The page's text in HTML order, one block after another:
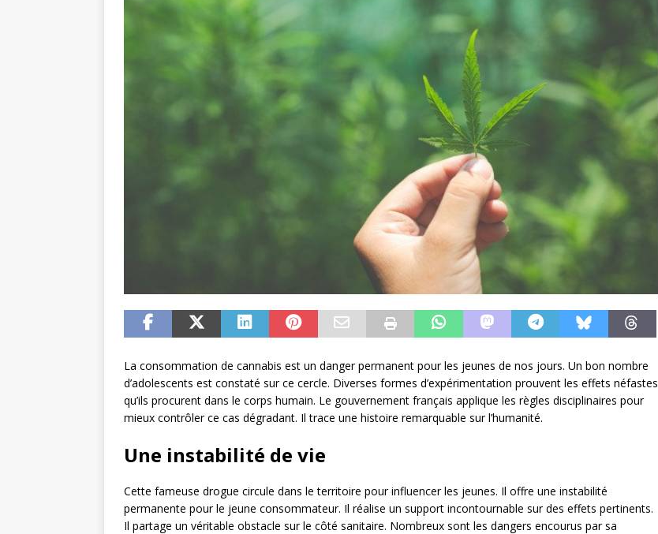
La consommation de cannabis est un danger permanent pour les jeunes de nos jours. Un bon nombre
d’adolescents est constaté sur ce cercle. Diverses formes d’expérimentation prouvent les effets néfastes
qu’ils procurent dans le corps humain. Le gouvernement français applique les règles disciplinaires pour
mieux contrôler ce cas dégradant. Il trace une histoire remarquable sur l’humanité.
Une instabilité de vie
Cette fameuse drogue circule dans le territoire pour influencer les jeunes. Il offre une instabilité
permanente pour le jeune consommateur. Il réalise un support incontournable sur des effets pertinents.
Il partage un véritable obstacle sur le côté sanitaire. Nombreux sont les dangers encourus par sa